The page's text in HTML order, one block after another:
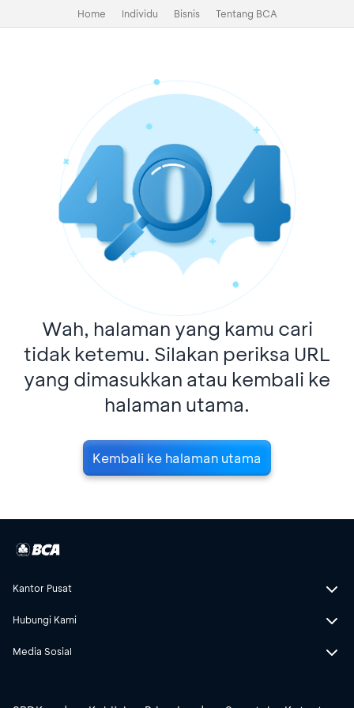
Home Individu Bisnis Tentang BCA
Wah, halaman yang kamu cari
tidak ketemu. Silakan periksa URL
yang dimasukkan atau kembali ke
halaman utama.
Kembali ke halaman utama
Kantor Pusat
Hubungi Kami
Media Sosial